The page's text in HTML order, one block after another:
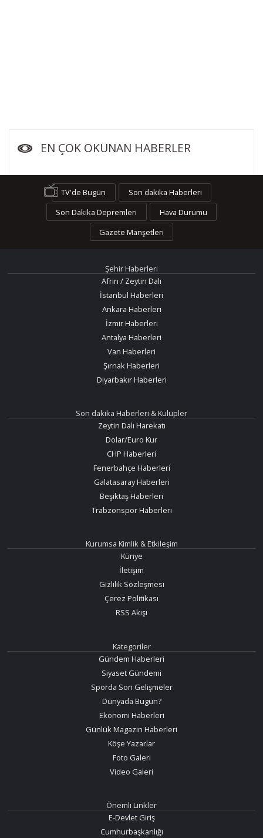
EN ÇOK OKUNAN HABERLER
TV'de Bugün
Son dakika Haberleri
Son Dakika Depremleri
Hava Durumu
Gazete Manşetleri
Şehir Haberleri
Afrin / Zeytin Dalı
İstanbul Haberleri
Ankara Haberleri
İzmir Haberleri
Antalya Haberleri
Van Haberleri
Şırnak Haberleri
Diyarbakır Haberleri
Son dakika Haberleri & Kulüpler
Zeytin Dalı Harekatı
Dolar/Euro Kur
CHP Haberleri
Fenerbahçe Haberleri
Galatasaray Haberleri
Beşiktaş Haberleri
Trabzonspor Haberleri
Kurumsa Kimlik & Etkileşim
Künye
İletişim
Gizlilik Sözleşmesi
Çerez Politikası
RSS Akışı
Kategoriler
Gündem Haberleri
Siyaset Gündemi
Sporda Son Gelişmeler
Dünyada Bugün?
Ekonomi Haberleri
Günlük Magazin Haberleri
Köşe Yazarlar
Foto Galeri
Video Galeri
Önemli Linkler
E-Devlet Giriş
Cumhurbaşkanlığı